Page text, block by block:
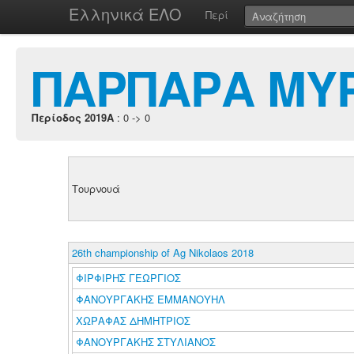
Ελληνικά ΕΛΟ Περί
ΠΑΡΠΑΡΑ
Περίοδος 2019A : 0 -> 0
Τουρνουά
26th championship of Ag Nikolaos 2018
ΦΙΡΦΙΡΗΣ ΓΕΩΡΓΙΟΣ
ΦΑΝΟΥΡΓΑΚΗΣ ΕΜΜΑΝΟΥΗΛ
ΧΩΡΑΦΑΣ ΔΗΜΗΤΡΙΟΣ
ΦΑΝΟΥΡΓΑΚΗΣ ΣΤΥΛΙΑΝΟΣ